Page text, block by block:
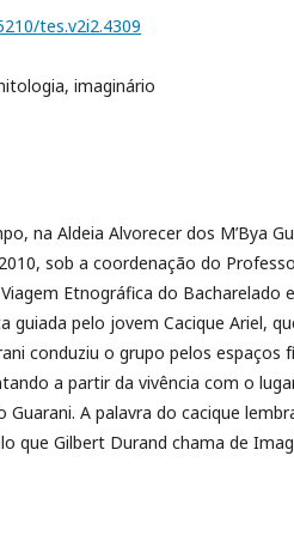
tes.v2i2.4309
imaginário
na Aldeia Alvorecer dos M’Bya
sob a coordenação do
Etnográfica do Bacharelado
guiada pelo jovem Cacique Ariel,
conduziu o grupo pelos espaços
a partir da vivência com o
A palavra do cacique
que Gilbert Durand chama de